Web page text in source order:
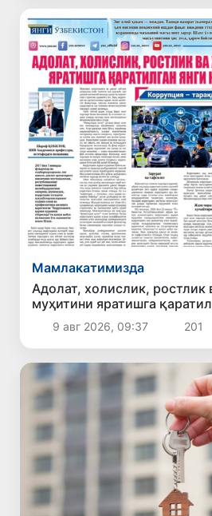
Мамлакатимизда
Адолат, холислик, ростлик
муҳитини яратишга
тафсилоти
9 авг 2026, 09:37 201